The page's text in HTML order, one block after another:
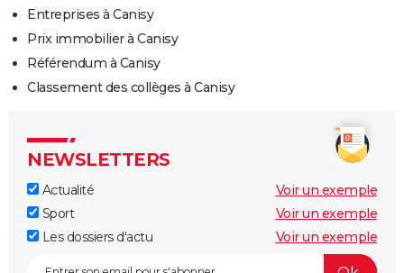
Entreprises à Canisy
Prix immobilier à Canisy
Référendum à Canisy
Classement des collèges à Canisy
NEWSLETTERS
Actualité
Voir un exemple
Sport
Voir un exemple
Les dossiers d'actu
Voir un exemple